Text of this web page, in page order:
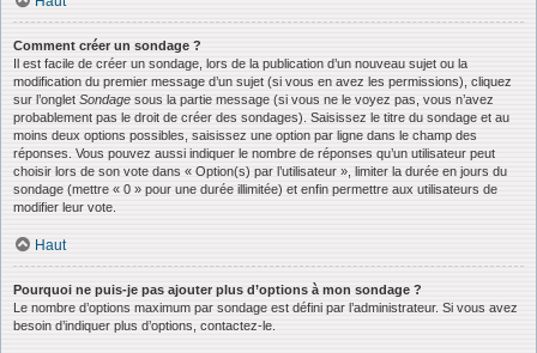
Comment créer un sondage ?
Il est facile de créer un sondage, lors de la publication d’un nouveau sujet ou la
modification du premier message d’un sujet (si vous en avez les permissions), cliquez
sur l’onglet Sondage sous la partie message (si vous ne le voyez pas, vous n’avez
probablement pas le droit de créer des sondages). Saisissez le titre du sondage et au
moins deux options possibles, saisissez une option par ligne dans le champ des
réponses. Vous pouvez aussi indiquer le nombre de réponses qu’un utilisateur peut
choisir lors de son vote dans « Option(s) par l’utilisateur », limiter la durée en jours du
sondage (mettre « 0 » pour une durée illimitée) et enfin permettre aux utilisateurs de
modifier leur vote.
Haut
Pourquoi ne puis-je pas ajouter plus d’options à mon sondage ?
Le nombre d’options maximum par sondage est défini par l’administrateur. Si vous avez
besoin d’indiquer plus d’options, contactez-le.